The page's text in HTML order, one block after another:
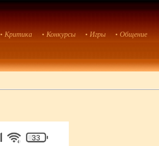
• Критика • Конкурсы • Игры • Общение